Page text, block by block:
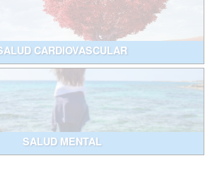
CARDIOVASCULAR
SALUD MENTAL